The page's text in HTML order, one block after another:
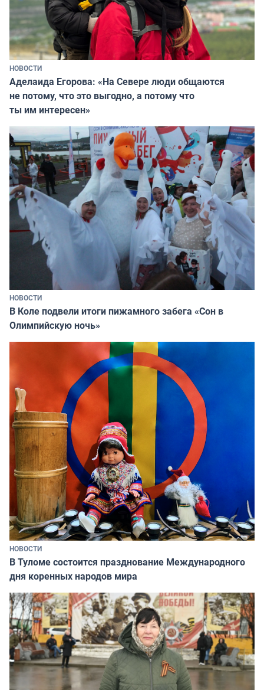
НОВОСТИ
Аделаида Егорова: «На Севере люди общаются
не потому, что это выгодно, а потому что
ты им интересен»
НОВОСТИ
В Коле подвели итоги пижамного забега «Сон в
Олимпийскую ночь»
НОВОСТИ
В Туломе состоится празднование Международного
дня коренных народов мира